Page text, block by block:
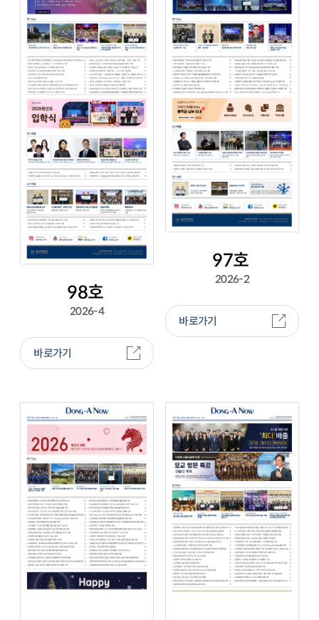
98호
2026-4
바로가기
97호
2026-2
바로가기